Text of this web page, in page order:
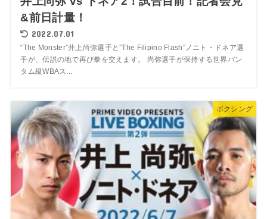
&前日計量！
2022.07.01
“The Monster”井上尚弥選手と”The Filipino Flash”ノニト・ドネア選
手が、伝説の地で再び拳を交えます。 尚弥選手が保持する世界バン
タム級WBAス...
ボクシング